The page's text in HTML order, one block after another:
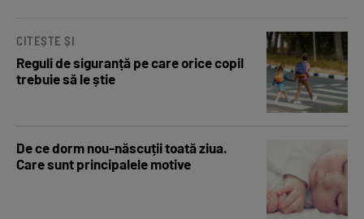
CITEȘTE ȘI
Reguli de siguranță pe care orice copil
trebuie să le știe
De ce dorm nou-născuții toată ziua.
Care sunt principalele motive